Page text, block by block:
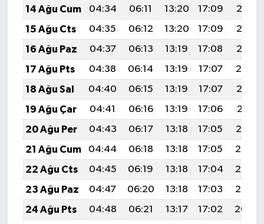
14 Ağu Cum
04:34 06:11 13:20 17:09
20:18
15 Ağu Cts
04:35 06:12 13:20 17:09
20:17
16 Ağu Paz
04:37 06:13 13:19 17:08
20:15
17 Ağu Pts
04:38 06:14 13:19 17:07
20:14
18 Ağu Sal
04:40 06:15 13:19 17:07
20:12
19 Ağu Çar
04:41 06:16 13:19 17:06
20:11
20 Ağu Per
04:43 06:17 13:18 17:05
20:10
21 Ağu Cum
04:44 06:18 13:18 17:05
20:08
22 Ağu Cts
04:45 06:19 13:18 17:04
20:07
23 Ağu Paz
04:47 06:20 13:18 17:03
20:05
24 Ağu Pts
04:48 06:21 13:17 17:02
20:04